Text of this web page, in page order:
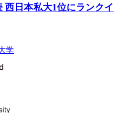
西日本私大1位にランクイ
学